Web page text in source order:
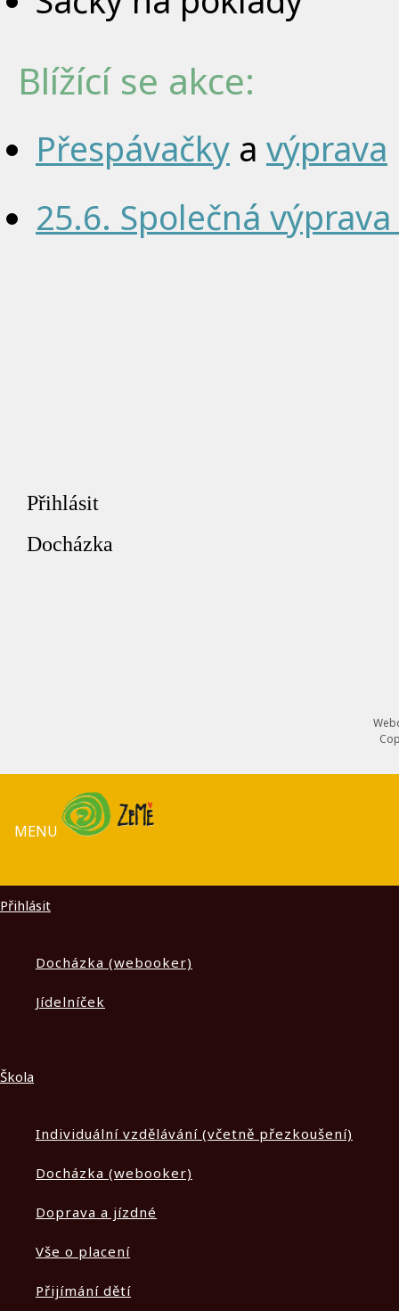
Blížící se akce:
Přespávačky a výprava
25.6. Společná
Přihlásit
Docházka
MENU
Přihlásit
Docházka (webooker)
Jídelníček
Škola
Individuální vzdělávání (včetně přezkoušení)
Docházka (webooker)
Doprava a jízdné
Vše o placení
Přijímání dětí